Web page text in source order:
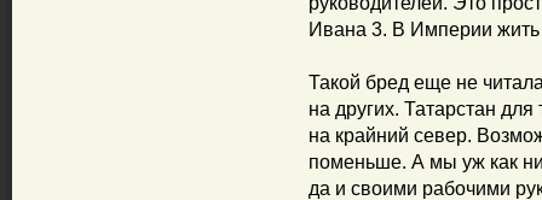
Ивана 3. В Империи жить
Такой бред еще не
на других. Татарстан
на крайний север.
поменьше. А мы уж как
да и своими рабочими